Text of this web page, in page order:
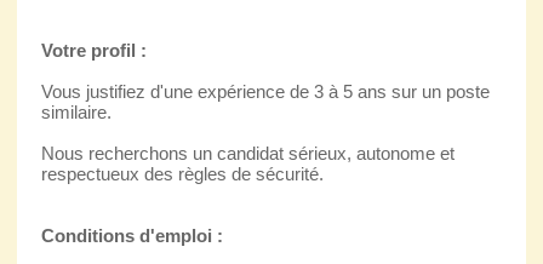
Votre profil :
Vous justifiez d'une expérience de 3 à 5 ans sur un poste
similaire.
Nous recherchons un candidat sérieux, autonome et
respectueux des règles de sécurité.
Conditions d'emploi :